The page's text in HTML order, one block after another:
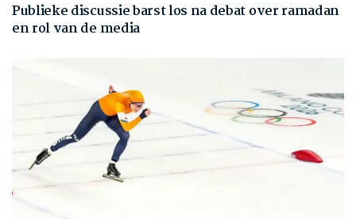
Publieke discussie barst los na debat over ramadan
en rol van de media